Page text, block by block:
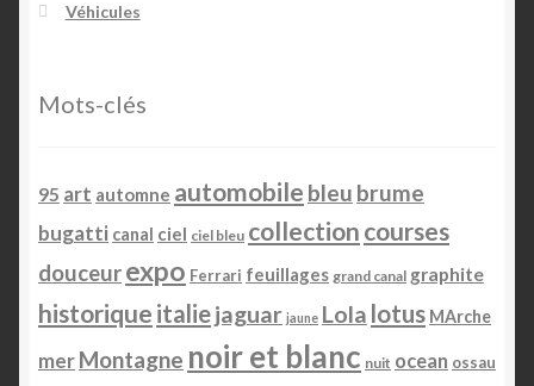
Véhicules
Mots-clés
95 art automne automobile bleu brume
bugatti canal ciel ciel bleu collection courses
douceurexpo Ferrari feuillages grand canal graphite
historique italiejaguar jaune Lola lotus MArche
merMontagne noir et blanc nuit ocean ossau